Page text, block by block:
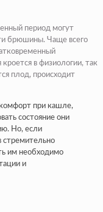
период могут
брюшины. Чаще всего
в физиологии, так
плод, происходит
при кашле,
состояние они
Но, если
стремительно
им необходимо
и